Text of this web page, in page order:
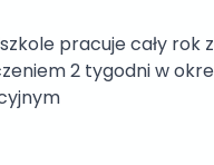
pracuje cały rok z
2 tygodni w